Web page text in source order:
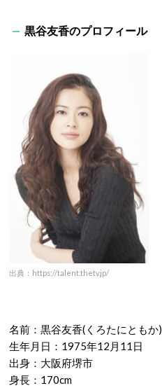
黒谷友香のプロフィール
出典：https://talent.thetv.jp/
名前：黒谷友香(くろたにともか)
生年月日： 1975年12 月 11 日
出身：大阪府堺市
身長： 170cm